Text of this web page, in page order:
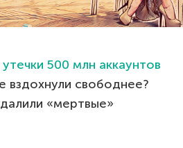
утечки 500 млн аккаунтов
вздохнули свободнее?
«мертвые»